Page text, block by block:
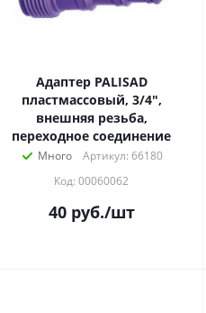
Адаптер PALISAD
пластмассовый, 3/4",
внешняя резьба,
переходное соединение
Много
Артикул: 66180
Код: 00060062
40руб./шт